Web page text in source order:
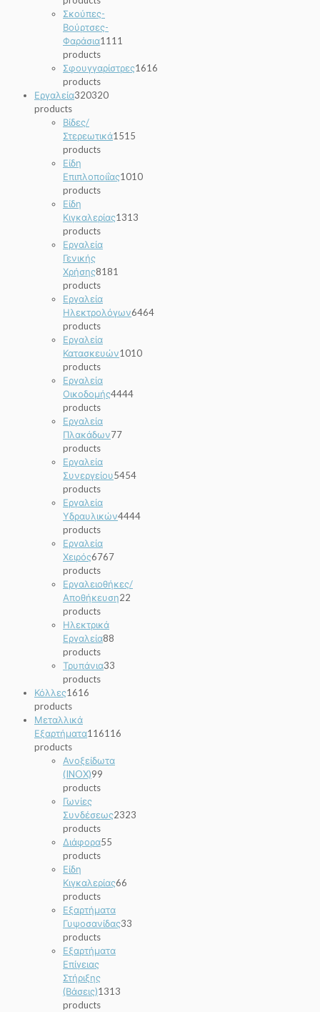
Σκούπες-
Βούρτσες-
Φαράσια1111
products
Σφουγγαρίστρες1616
products
Εργαλεία320320
products
Βίδες/
Στερεωτικά1515
products
Είδη
Επιπλοποιΐας1010
products
Είδη
Κιγκαλερίας1313
products
Εργαλεία
Γενικής
Χρήσης8181
products
Εργαλεία
Ηλεκτρολόγων6464
products
Εργαλεία
Κατασκευών1010
products
Εργαλεία
Οικοδομής4444
products
Εργαλεία
Πλακάδων77
products
Εργαλεία
Συνεργείου5454
products
Εργαλεία
Υδραυλικών4444
products
Εργαλεία
Χειρός6767
products
Εργαλειοθήκες/
Αποθήκευση22
products
Ηλεκτρικά
Εργαλεία88
products
Τρυπάνια33
products
Κόλλες1616
products
Μεταλλικά
Εξαρτήματα116116
products
Ανοξείδωτα
(INOX)99
products
Γωνίες
Συνδέσεως2323
products
Διάφορα55
products
Είδη
Κιγκαλερίας66
products
Εξαρτήματα
Γυψοσανίδας33
products
Εξαρτήματα
Επίγειας
Στήριξης
(Βάσεις)1313
products